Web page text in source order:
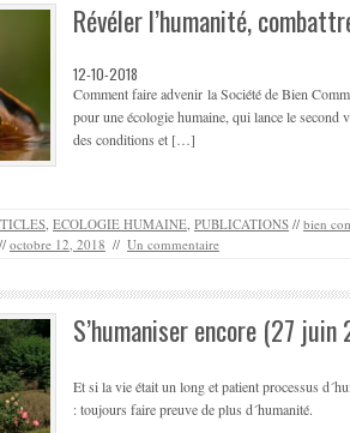
Révéler l’humanité,
12-10-2018
Comment faire advenir la Société de Bien
pour une écologie humaine, qui lance le second
des conditions et […]
, ECOLOGIE HUMAINE, PUBLICATIONS // bien
// octobre 12, 2018 // Un commentaire
S’humaniser encore (27 juin
Et si la vie était un long et patient processus
: toujours faire preuve de plus d´humanité.